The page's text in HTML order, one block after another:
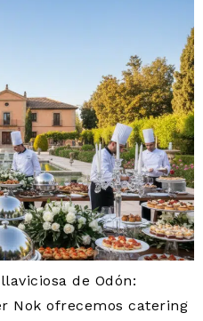
de Odón:
Nok ofrecemos catering